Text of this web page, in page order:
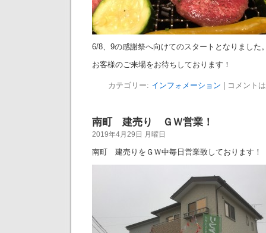
6/8、9の感謝祭へ向けてのスタートとなりました
お客様のご来場をお待ちしております！
カテゴリー: インフォメーション コメント
南町 建売り ＧＷ営業！
2019年4月29日 月曜日
南町 建売りをＧＷ中毎日営業致しております！